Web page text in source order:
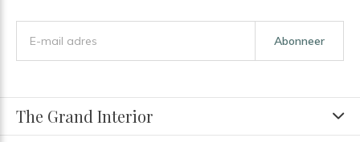
Abonneer
The Grand Interior